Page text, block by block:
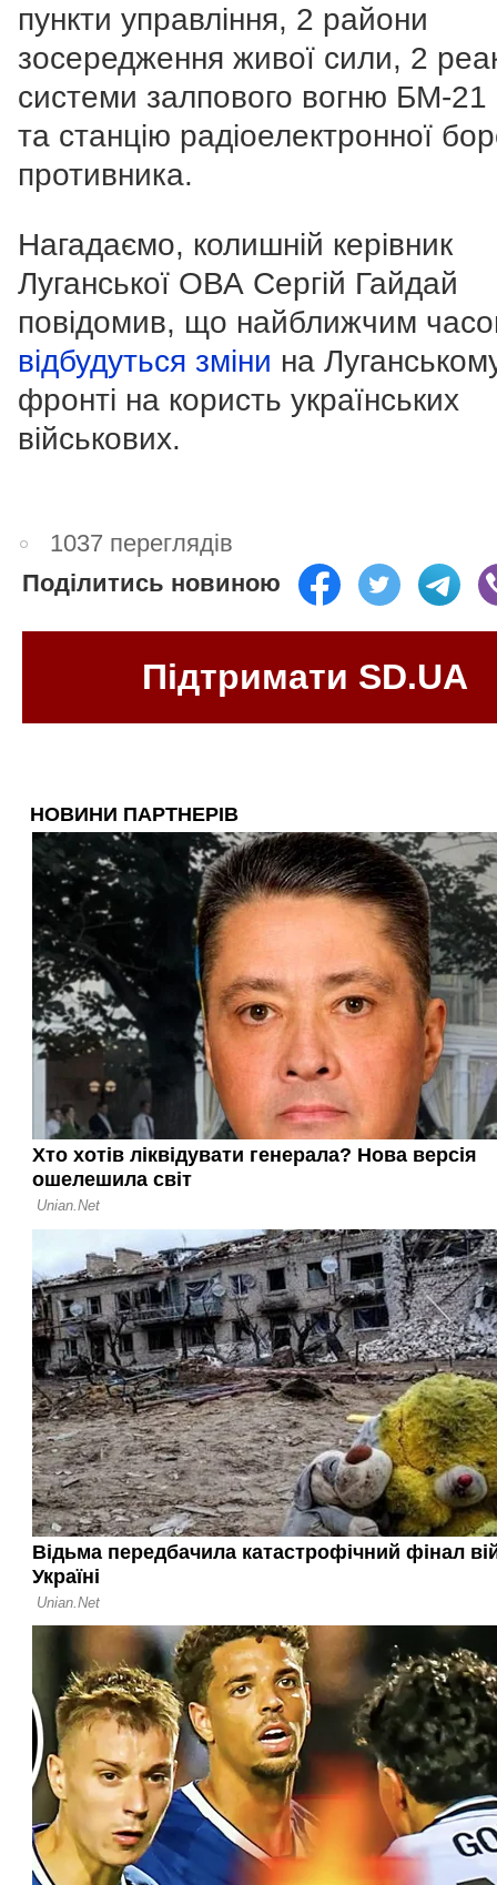
пункти управління, 2 райони
зосередження живої сили, 2
системи залпового вогню БМ-21
та станцію радіоелектронної
противника.
Нагадаємо, колишній керівник
Луганської ОВА Сергій Гайдай
повідомив, що найближчим
відбудуться зміни на
фронті на користь українських
військових.
1037 переглядів
Поділитись новиною
Підтримати SD.UA